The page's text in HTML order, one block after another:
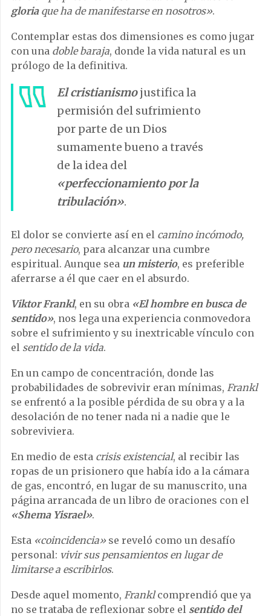
gloriaque ha de manifestarse en nosotros».
Contemplar estas dos dimensiones es como jugar
con una doble baraja, donde la vida natural es un
prólogo de la definitiva.
El cristianismojustifica la
permisión del sufrimiento
por parte de un Dios
sumamente bueno a través
de la idea del
«perfeccionamiento por la
tribulación».
El dolor se convierte así en el camino incómodo,
pero necesario, para alcanzar una cumbre
espiritual. Aunque sea un misterio, es preferible
aferrarse a él que caer en el absurdo.
Viktor Frankl, en su obra «El hombre en busca de
sentido», nos lega una experiencia conmovedora
sobre el sufrimiento y su inextricable vínculo con
el sentido de la vida.
En un campo de concentración, donde las
probabilidades de sobrevivir eran mínimas, Frankl
se enfrentó a la posible pérdida de su obra y a la
desolación de no tener nada ni a nadie que le
sobreviviera.
En medio de esta crisis existencial, al recibir las
ropas de un prisionero que había ido a la cámara
de gas, encontró, en lugar de su manuscrito, una
página arrancada de un libro de oraciones con el
«Shema Yisrael».
Esta «coincidencia» se reveló como un desafío
personal: vivir sus pensamientos en lugar de
limitarse a escribirlos.
Desde aquel momento, Franklcomprendió que ya
no se trataba de reflexionar sobre el sentido del